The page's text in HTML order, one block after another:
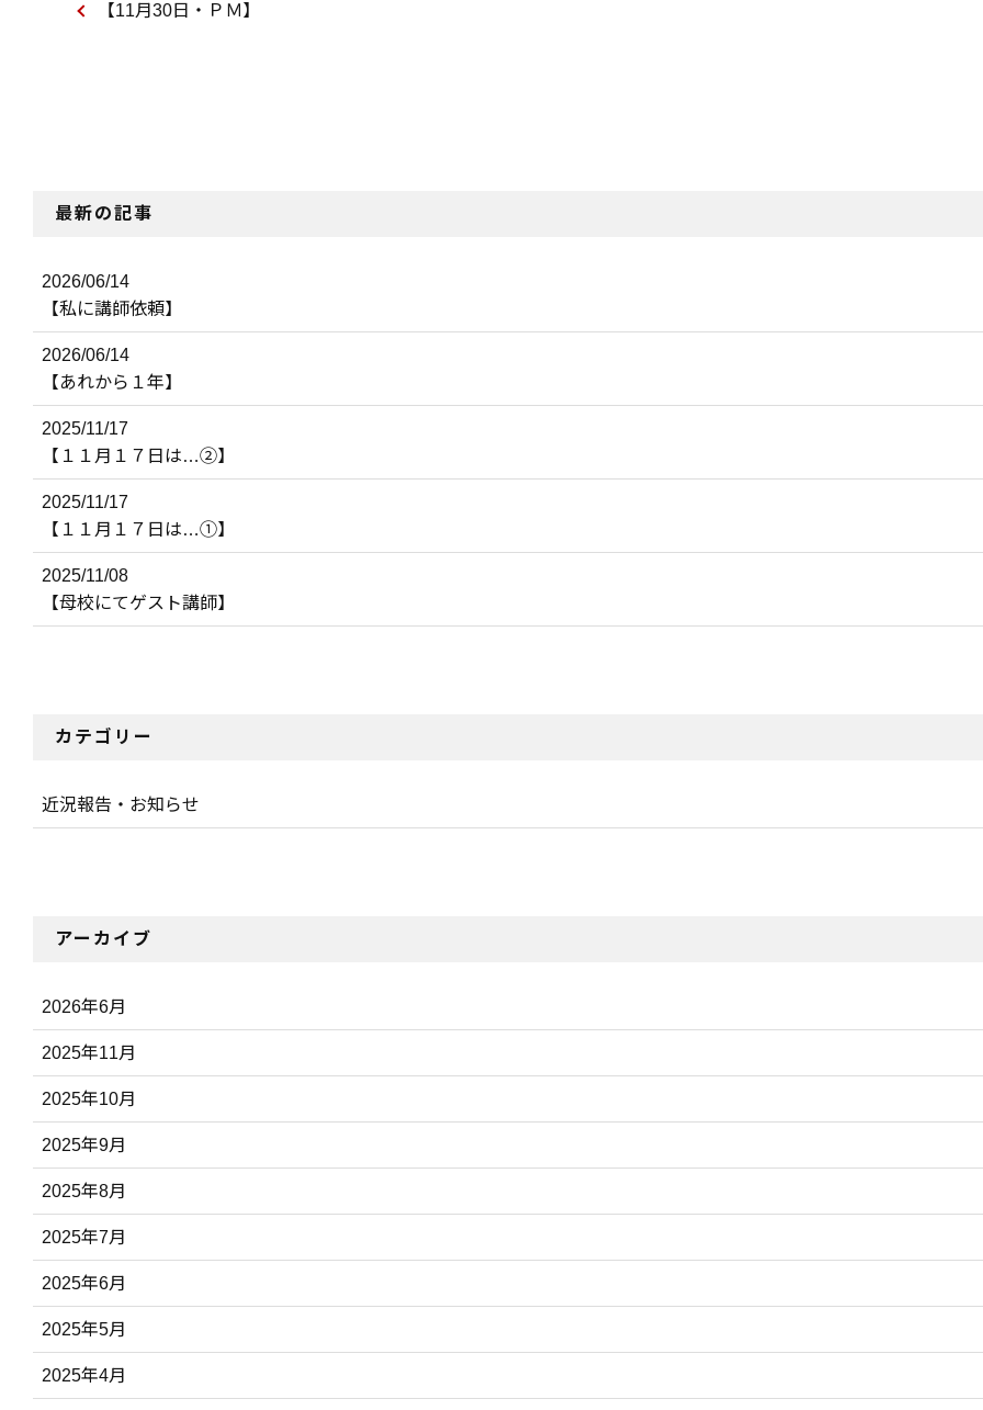
【11月30日・ＰＭ】
最新の記事
2026/06/14
【私に講師依頼】
2026/06/14
【あれから１年】
2025/11/17
【１１月１７日は…②】
2025/11/17
【１１月１７日は…①】
2025/11/08
【母校にてゲスト講師】
カテゴリー
近況報告・お知らせ
アーカイブ
2026年6月
2025年11月
2025年10月
2025年9月
2025年8月
2025年7月
2025年6月
2025年5月
2025年4月